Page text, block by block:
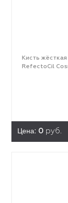
Кисть
RefectoCil
Цена: 0 руб.